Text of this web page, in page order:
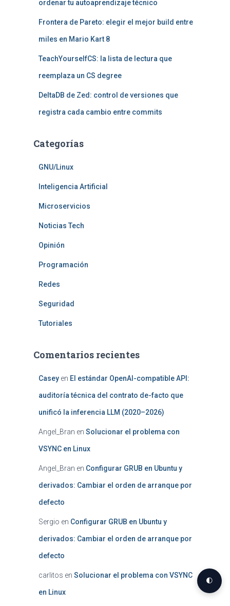
ordenar tu autoaprendizaje técnico
Frontera de Pareto: elegir el mejor build entre
miles en Mario Kart 8
TeachYourselfCS: la lista de lectura que
reemplaza un CS degree
DeltaDB de Zed: control de versiones que
registra cada cambio entre commits
Categorías
GNU/Linux
Inteligencia Artificial
Microservicios
Noticias Tech
Opinión
Programación
Redes
Seguridad
Tutoriales
Comentarios recientes
Casey en El estándar OpenAI-compatible API:
auditoría técnica del contrato de-facto que
unificó la inferencia LLM (2020–2026)
Angel_Bran en Solucionar el problema con
VSYNC en Linux
Angel_Bran en Configurar GRUB en Ubuntu y
derivados: Cambiar el orden de arranque por
defecto
Sergio en Configurar GRUB en Ubuntu y
derivados: Cambiar el orden de arranque por
defecto
carlitos en Solucionar el problema con VSYNC
en Linux
🌓